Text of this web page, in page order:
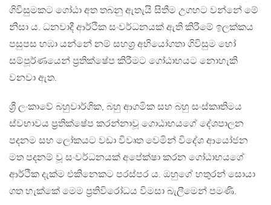
ගිවිසුමකට ගෝඨා අත තබනු ඇතැයි සිතීම උගහට වන්නේ මේ
නිසා ය. ධනවාදී ආර්ථික සංවර්ධනයක් ඇති කිරීමේ ඉලක්කය
පසුපස හඹා යන්නේ නම් සහශ්‍ර අභියෝගතා ගිවිසුම හෝ
සම්පූර්ණයෙන් ප්‍රතික්ෂේප කිරීමට ගෝඨාභයට නොහැකි
වනවා ඇත.
ශ්‍රී ලංකාවේ බහුවාර්ගික, බහු ආගමික සහ බහු සංස්කෘතිමය
ස්වභාවය ප්‍රතික්ෂේප කරන්නාවූ ගොඨාභයගේ දේශපාලන
පදනම සහ ලෝකයට වඩා විවෘත වෙමින් විදේශ ආයෝජන
මත පදනම් වූ සංවර්ධනයක් අපේක්ෂා කරන ගෝඨාභයගේ
ආර්ථික දැක්ම එකිනෙකට පරස්පර ය. ඔහුගේ හතුරන් සොයා
ගත හැක්කේ මෙම ප්‍රතිවිරෝධය විමසා බැලීමෙන් පමණි.